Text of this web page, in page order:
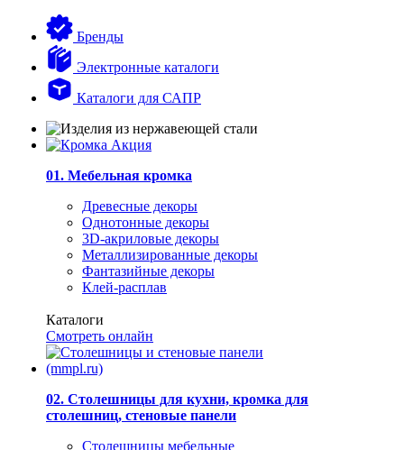
Бренды
Электронные каталоги
Каталоги для САПР
01. Мебельная кромка
Древесные декоры
Однотонные декоры
3D-акриловые декоры
Металлизированные декоры
Фантазийные декоры
Клей-расплав
Каталоги
Смотреть онлайн
02. Столешницы для кухни, кромка для
столешниц, стеновые панели
Столешницы мебельные